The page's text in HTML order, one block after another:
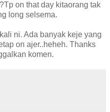
on that day kitaorang tak
long selsema.
ni. Ada banyak keje yang
on ajer..heheh. Thanks
komen.